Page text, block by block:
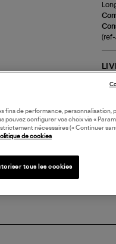
(ref-
fins de performance, personnalisation,
pouvez configurer vos choix via «
nécessaires (« Continuer
de cookies
tous les cookies